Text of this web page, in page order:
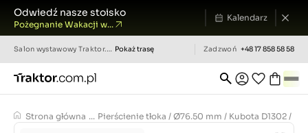
Odwiedź nasze stoisko
Pożegnanie Wakacji w...
Kalendarz
Salon wystawowy Traktor.com.pl Pokaż trasę Zadzwoń +48 17 858 58 58
Strona główna ... Pierścienie tłoka / Ø76.50 mm / Kubota D1302 /